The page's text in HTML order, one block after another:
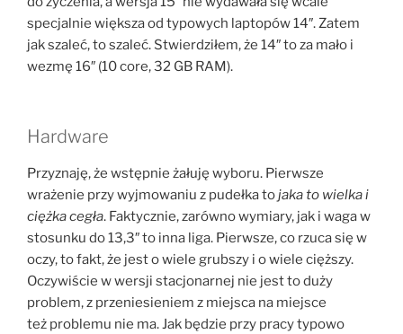
specjalnie większa od typowych laptopów 14″. Zatem
jak szaleć, to szaleć. Stwierdziłem, że 14″ to za mało i
wezmę 16″ (10 core, 32 GB RAM).
Hardware
Przyznaję, że wstępnie żałuję wyboru. Pierwsze
wrażenie przy wyjmowaniu z pudełka tojaka to wielka i
ciężka cegła. Faktycznie, zarówno wymiary, jak i waga w
stosunku do 13,3″ to inna liga. Pierwsze, co rzuca się w
oczy, to fakt, że jest o wiele grubszy i o wiele cięższy.
Oczywiście w wersji stacjonarnej nie jest to duży
problem, z przeniesieniem z miejsca na miejsce
też problemu nie ma. Jak będzie przy pracy typowo